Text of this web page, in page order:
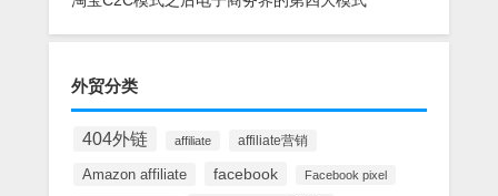
外贸分类
404外链 affiliate affiliate营销
Amazon affiliate facebook Facebook pixel